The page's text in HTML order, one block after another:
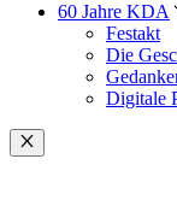
60 Jahre KDA
Festakt
Die
Digitale
Schließen